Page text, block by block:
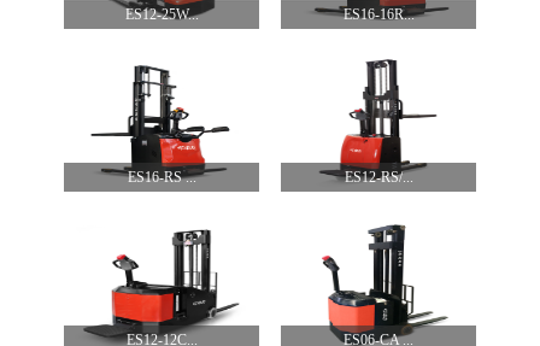
ES12-25W... ES16-16R...
ES16-RS ... ES12-RS/...
ES12-12C... ES06-CA ...